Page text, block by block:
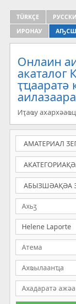
TÜRKÇE
ИРОНАУ
Онлаин
aкаталог
ҭҵааратә
Иҭаҩу